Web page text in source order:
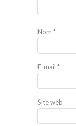
Nom *
E-mail *
Site web